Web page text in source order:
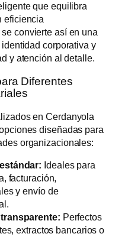
que equilibra
eficiencia
convierte así en una
corporativa y
y atención al detalle.
Diferentes
en Cerdanyola
diseñadas para
organizacionales:
Ideales para
facturación,
y envío de
Perfectos
extractos bancarios o